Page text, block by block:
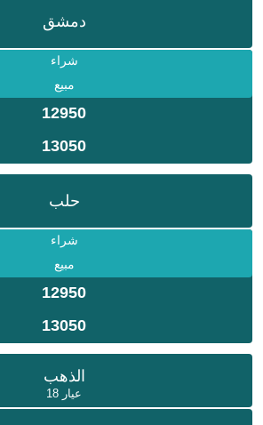
دمشق
شراء
مبيع
12950
13050
حلب
شراء
مبيع
12950
13050
الذهب
عيار 18